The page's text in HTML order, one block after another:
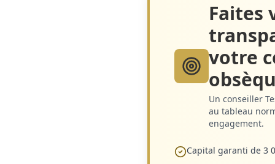
Faites
votre
Un conseiller
au tableau
engagement.
Capital garanti de 3